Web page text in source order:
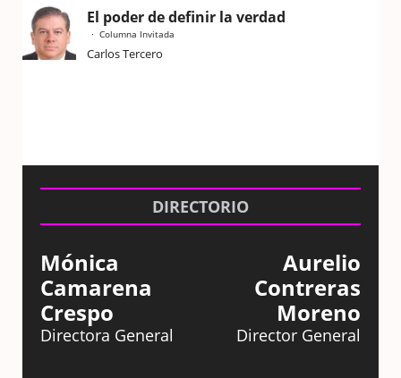
El poder de definir la verdad
Columna Invitada
Carlos Tercero
DIRECTORIO
Mónica
Camarena
Crespo
Directora General
Aurelio
Contreras
Moreno
Director General